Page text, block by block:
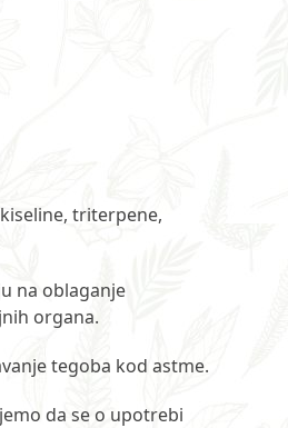
triterpene,
na oblaganje
organa.
tegoba kod astme.
da se o upotrebi